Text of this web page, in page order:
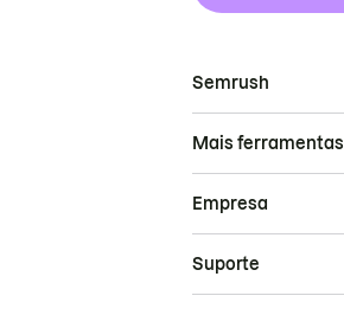
Semrush
Mais ferramentas
Empresa
Suporte